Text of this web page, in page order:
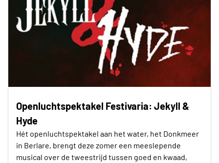
Openluchtspektakel Festivaria: Jekyll &
Hyde
Hét openluchtspektakel aan het water, het Donkmeer
in Berlare, brengt deze zomer een meeslepende
musical over de tweestrijd tussen goed en kwaad,